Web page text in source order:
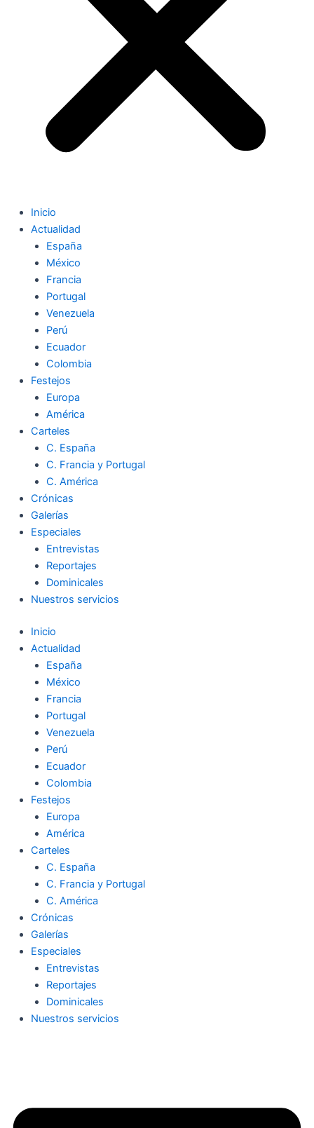
Inicio
Actualidad
España
México
Francia
Portugal
Venezuela
Perú
Ecuador
Colombia
Festejos
Europa
América
Carteles
C. España
C. Francia y Portugal
C. América
Crónicas
Galerías
Especiales
Entrevistas
Reportajes
Dominicales
Nuestros servicios
Inicio
Actualidad
España
México
Francia
Portugal
Venezuela
Perú
Ecuador
Colombia
Festejos
Europa
América
Carteles
C. España
C. Francia y Portugal
C. América
Crónicas
Galerías
Especiales
Entrevistas
Reportajes
Dominicales
Nuestros servicios